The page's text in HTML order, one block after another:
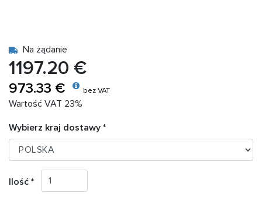
Na żądanie
1197.20 €
973.33 € bez VAT
Wartość VAT 23%
Wybierz kraj dostawy *
Ilość *